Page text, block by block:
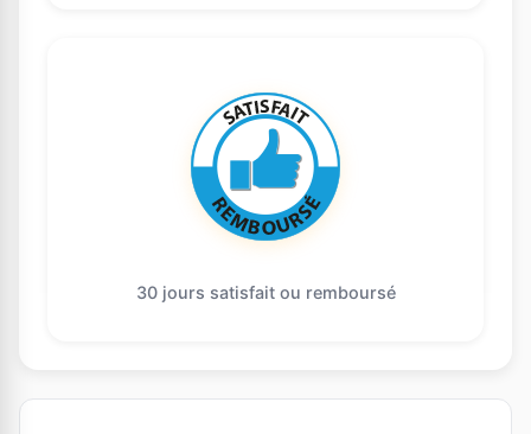
30 jours satisfait ou remboursé